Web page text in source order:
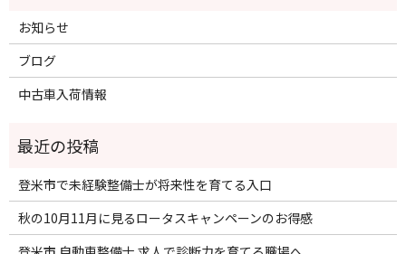
お知らせ
ブログ
中古車入荷情報
登米市で未経験整備士が将来性を育てる入口
秋の10月11月に見るロータスキャンペーンのお得感